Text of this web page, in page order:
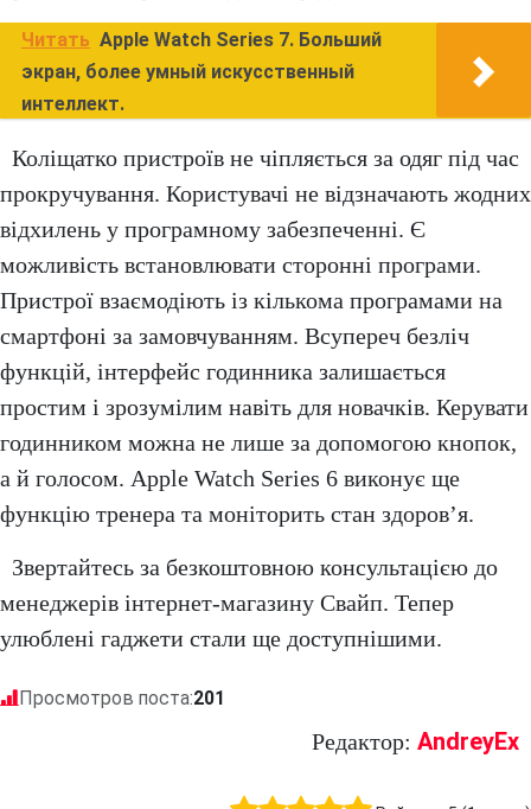
Читать Apple Watch Series 7. Больший
экран, более умный искусственный
интеллект.
Коліщатко пристроїв не чіпляється за одяг під час
прокручування. Користувачі не відзначають жодних
відхилень у програмному забезпеченні. Є
можливість встановлювати сторонні програми.
Пристрої взаємодіють із кількома програмами на
смартфоні за замовчуванням. Всупереч безліч
функцій, інтерфейс годинника залишається
простим і зрозумілим навіть для новачків. Керувати
годинником можна не лише за допомогою кнопок,
а й голосом. Apple Watch Series 6 виконує ще
функцію тренера та моніторить стан здоров’я.
Звертайтесь за безкоштовною консультацією до
менеджерів інтернет-магазину Свайп. Тепер
улюблені гаджети стали ще доступнішими.
Просмотров поста:201
Редактор: AndreyEx